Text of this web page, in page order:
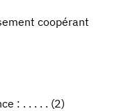
coopérant
: . . . . . (2)